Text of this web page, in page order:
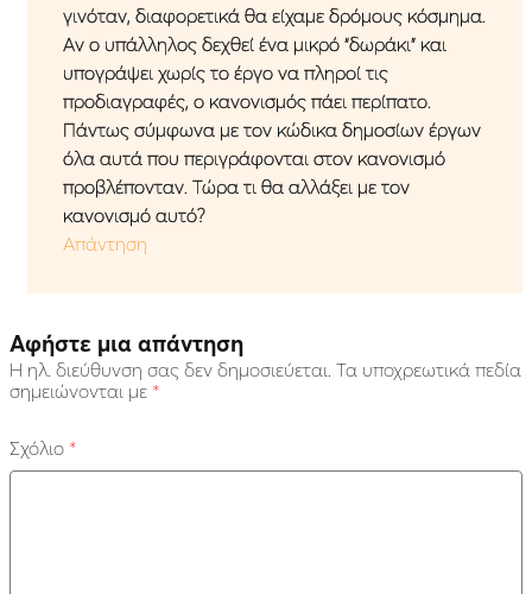
γινόταν, διαφορετικά θα είχαμε δρόμους κόσμημα.
Αν ο υπάλληλος δεχθεί ένα μικρό “δωράκι” και
υπογράψει χωρίς το έργο να πληροί τις
προδιαγραφές, ο κανονισμός πάει περίπατο.
Πάντως σύμφωνα με τον κώδικα δημοσίων έργων
όλα αυτά που περιγράφονται στον κανονισμό
προβλέπονταν. Τώρα τι θα αλλάξει με τον
κανονισμό αυτό?
Απάντηση
Αφήστε μια απάντηση
Η ηλ. διεύθυνση σας δεν δημοσιεύεται. Τα υποχρεωτικά πεδία
σημειώνονται με *
Σχόλιο *